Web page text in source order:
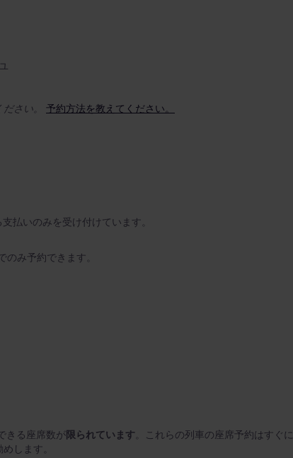
さい。
予約方法を教えてください。
払いのみを受け付けています。
み予約できます。
きる座席数が限られています 。これらの列車の座席予約はすぐ
します。